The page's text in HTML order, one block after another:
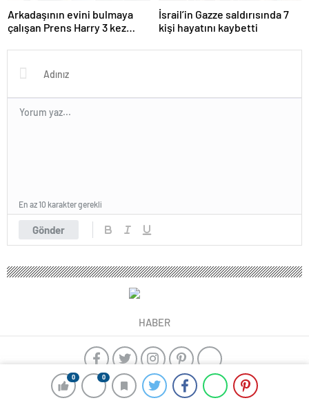
0 0
Arkadaşının evini bulmaya
çalışan Prens Harry 3 kez
İsrail’in Gazze saldırısında 7
kişi hayatını kaybetti
Gönder
En az 10 karakter gerekli
HABER
yangın algılama sistemleri ajax alarm Kayseri çıkışlı Karadeniz
Turu